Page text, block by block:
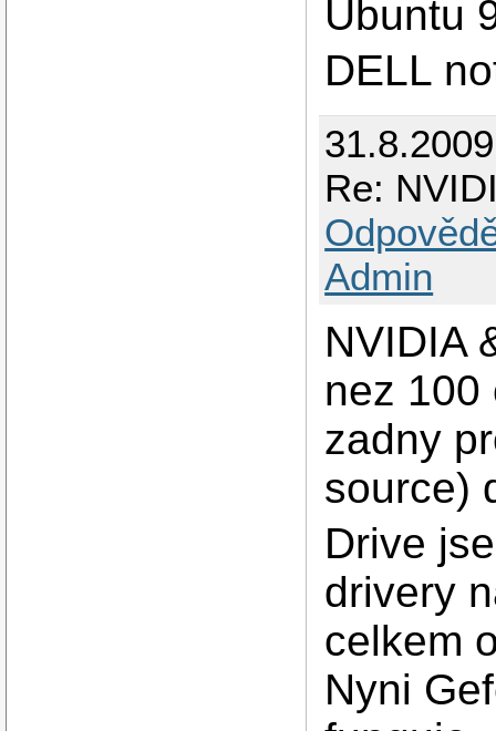
Ubuntu
DELL
Re:
Admin
NVIDIA
nez 100
zadny
source)
Drive
drivery
celkem
Nyni